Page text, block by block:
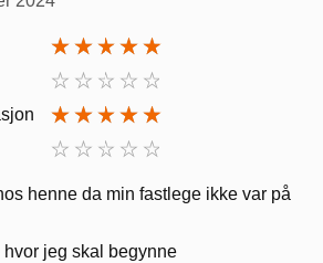
henne da min fastlege ikke var på
jeg skal begynne